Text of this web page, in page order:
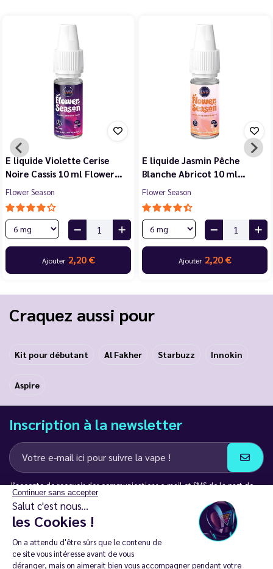
Continuer sans accepter
Salut c'est nous...
les Cookies !
On a attendu d'être sûrs que le contenu de
ce site vous intéresse avant de vous
déranger, mais on aimerait bien vous accompagner pendant votre
E liquide Violette Cerise
Noire Cassis 10 ml Flower…
Flower Season
Ajouter 2,20 €
E liquide Jasmin Pêche
Blanche Abricot 10 ml…
Flower Season
Ajouter 2,20 €
Craquez aussi pour
Kit pour débutant Al Fakher Starbuzz Innokin
Aspire
Inscription à la newsletter
J’accepte de recevoir des communications e-mail et SMS de la part de
LD Groupe
Restez en contact